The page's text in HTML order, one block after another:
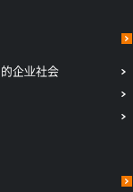
企业社会